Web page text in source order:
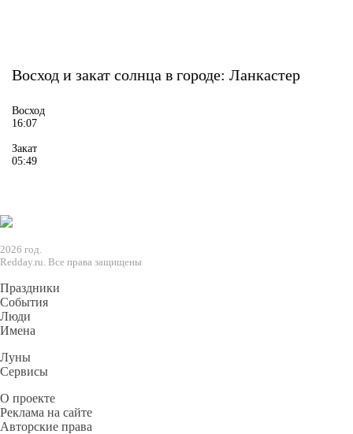
Восход и закат солнца в городе: Ланкастер
Восход
16:07
Закат
05:49
2026 год.
Redday.ru. Все права защищены
Праздники
События
Люди
Имена
Луны
Сервисы
О проекте
Реклама на сайте
Авторские права